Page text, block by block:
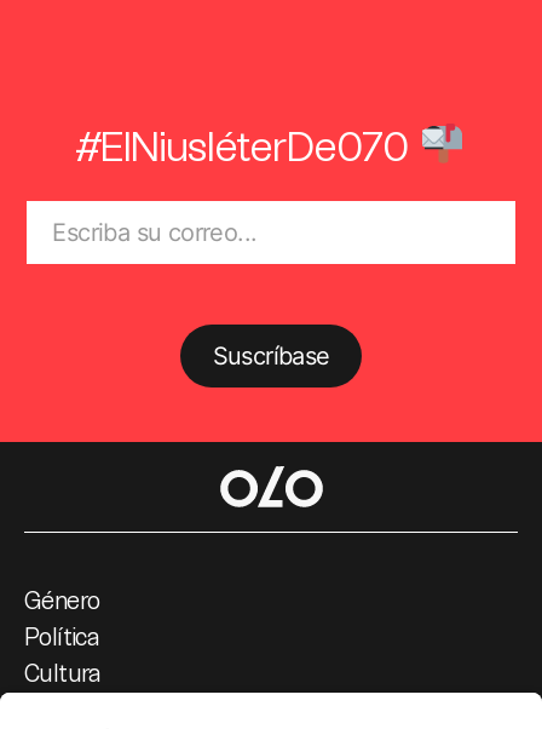
#ElNiusléterDe070
Suscríbase
Género
Política
Cultura